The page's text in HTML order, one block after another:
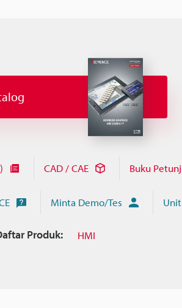
CAD / CAE Buku
Minta Demo/Tes
Produk: HMI